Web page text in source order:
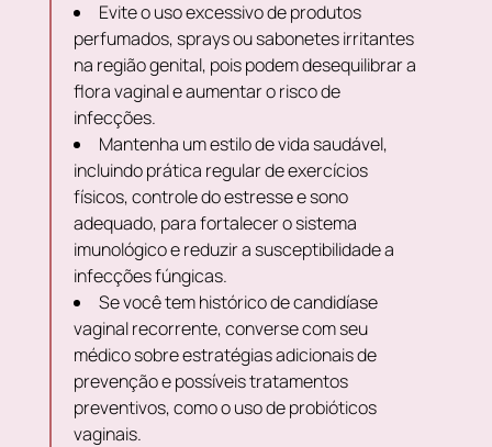
Evite o uso excessivo de produtos
perfumados, sprays ou sabonetes irritantes
na região genital, pois podem desequilibrar a
flora vaginal e aumentar o risco de
infecções.
Mantenha um estilo de vida saudável,
incluindo prática regular de exercícios
físicos, controle do estresse e sono
adequado, para fortalecer o sistema
imunológico e reduzir a susceptibilidade a
infecções fúngicas.
Se você tem histórico de candidíase
vaginal recorrente, converse com seu
médico sobre estratégias adicionais de
prevenção e possíveis tratamentos
preventivos, como o uso de probióticos
vaginais.